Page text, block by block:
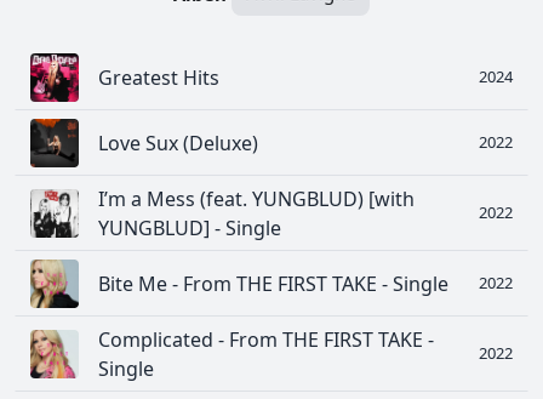
Greatest Hits 2024
Love Sux (Deluxe) 2022
I’m a Mess (feat. YUNGBLUD) [with
YUNGBLUD] - Single
2022
Bite Me - From THE FIRST TAKE - Single 2022
Complicated - From THE FIRST TAKE -
Single
2022